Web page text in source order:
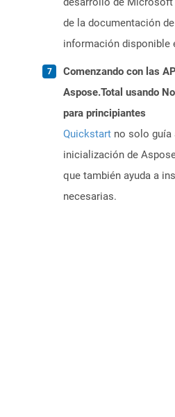
de la documentación
información disponible
Comenzando con las
Aspose.Total usando
para principiantes
Quickstart no solo guía
inicialización de
que también ayuda a
necesarias.